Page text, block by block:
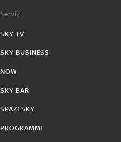
Servizi:
SKY TV
SKY BUSINESS
NOW
SKY BAR
SPAZI SKY
PROGRAMMI